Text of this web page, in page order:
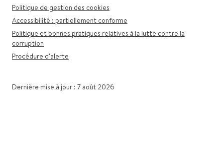
Politique de gestion des cookies
Accessibilité : partiellement conforme
Politique et bonnes pratiques relatives à la lutte contre la
corruption
Procédure d'alerte
Dernière mise à jour : 7 août 2026